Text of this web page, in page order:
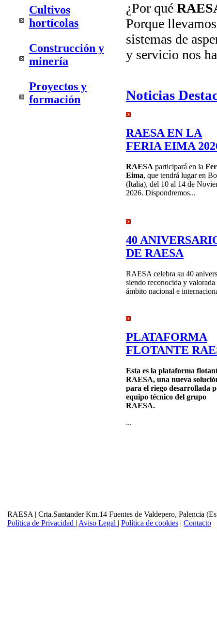
Cultivos
hortícolas
Construcción y
minería
Proyectos y
formación
¿Por qué
Porque
sistemas de
y servicio nos
Noticias
RAESA EN LA
FERIA EIMA
RAESA participará en la
Eima, que tendrá lugar en
(Italia), del 10 al 14 de
2026. Dispondremos...
40
DE RAESA
RAESA celebra su 40
siendo reconocida y valorada
ámbito nacional e
PLATAFORMA
FLOTANTE
Esta es la plataforma
RAESA, una nueva
para el riego desarrollada
equipo técnico del grupo
RAESA.
...
RAESA | Crta.Santander Km.14 Fuentes de Valdepero, Palencia
Política de Privacidad | Aviso Legal | Política de cookies | Contacto